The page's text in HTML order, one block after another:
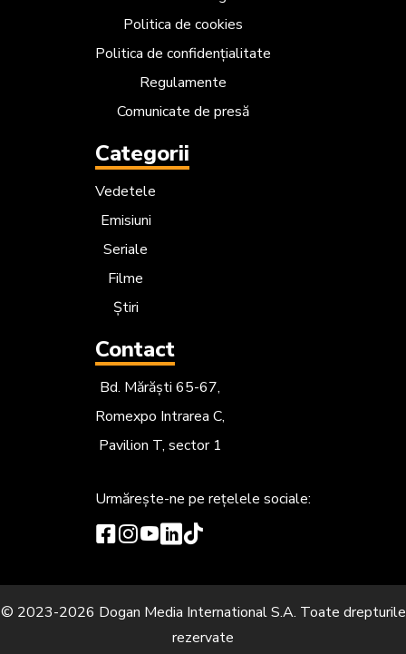
Politica de cookies
Politica de confidențialitate
Regulamente
Comunicate de presă
Categorii
Vedetele
Emisiuni
Seriale
Filme
Știri
Contact
Bd. Mărăști 65-67,
Romexpo Intrarea C,
Pavilion T, sector 1
Urmărește-ne pe rețelele sociale:
© 2023-2026 Dogan Media International S.A. Toate drepturile
rezervate